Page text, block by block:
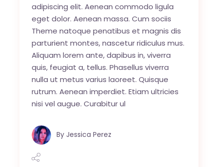
adipiscing elit. Aenean commodo ligula
eget dolor. Aenean massa. Cum sociis
Theme natoque penatibus et magnis dis
parturient montes, nascetur ridiculus mus.
Aliquam lorem ante, dapibus in, viverra
quis, feugiat a, tellus. Phasellus viverra
nulla ut metus varius laoreet. Quisque
rutrum. Aenean imperdiet. Etiam ultricies
nisi vel augue. Curabitur ul
By Jessica Perez